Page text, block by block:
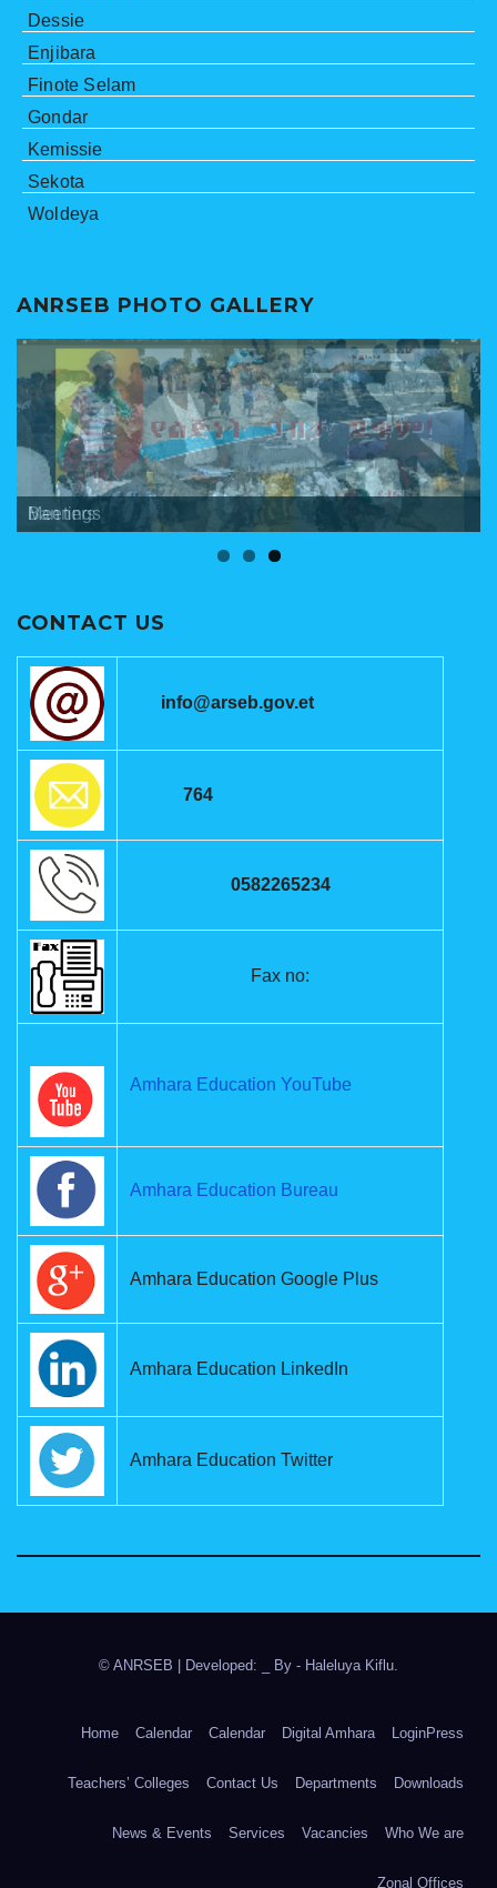
Dessie
Enjibara
Finote Selam
Gondar
Kemissie
Sekota
Woldeya
ANRSEB PHOTO GALLERY
ANRSEB Photo Gallery
Banners
Meetings
CONTACT US
info@arseb.gov.et
764
0582265234
Fax no:
Amhara Education YouTube
Amhara Education Bureau
Amhara Education Google Plus
Amhara Education LinkedIn
Amhara Education Twitter
© ANRSEB Developed: _ By - Haleluya Kiflu.
Home Calendar Calendar Digital Amhara LoginPress
Teachers’ Colleges Contact Us Departments Downloads
News & Events Services Vacancies Who We are
Zonal Offices